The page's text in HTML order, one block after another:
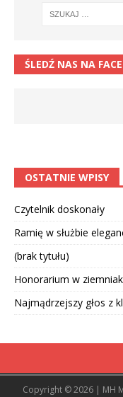
ŚLEDŹ NAS NA
OSTATNIE WPISY
Czytelnik doskonały
Ramię w służbie
(brak tytułu)
Honorarium w
Najmądrzejszy głos z
Copyright © 2026 | MH